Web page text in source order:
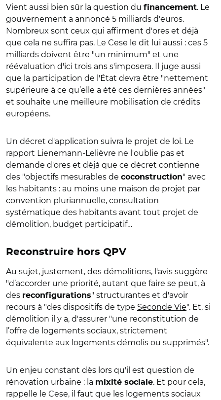
Vient aussi bien sûr la question du financement. Le
gouvernement a annoncé 5 milliards d'euros.
Nombreux sont ceux qui affirment d'ores et déjà
que cela ne suffira pas. Le Cese le dit lui aussi : ces 5
milliards doivent être "un minimum" et une
réévaluation d'ici trois ans s'imposera. Il juge aussi
que la participation de l'État devra être "nettement
supérieure à ce qu’elle a été ces dernières années"
et souhaite une meilleure mobilisation de crédits
européens.
Un décret d'application suivra le projet de loi. Le
rapport Lienemann-Lelièvre ne l'oublie pas et
demande d'ores et déjà que ce décret contienne
des "objectifs mesurables de coconstruction" avec
les habitants : au moins une maison de projet par
convention pluriannuelle, consultation
systématique des habitants avant tout projet de
démolition, budget participatif…
Reconstruire hors QPV
Au sujet, justement, des démolitions, l'avis suggère
"d’accorder une priorité, autant que faire se peut, à
des reconfigurations" structurantes et d'avoir
recours à "des dispositifs de type Seconde Vie". Et, si
démolition il y a, d'assurer "une reconstitution de
l’offre de logements sociaux, strictement
équivalente aux logements démolis ou supprimés".
Un enjeu constant dès lors qu'il est question de
rénovation urbaine : la mixité sociale. Et pour cela,
rappelle le Cese, il faut que les logements sociaux